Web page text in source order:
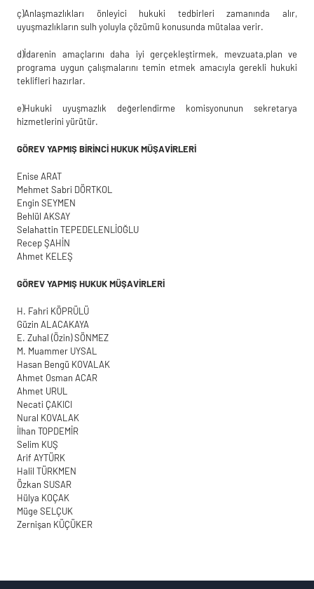
ç)Anlaşmazlıkları önleyici hukuki tedbirleri zamanında alır,
uyuşmazlıkların sulh yoluyla çözümü konusunda mütalaa verir.
d)İdarenin amaçlarını daha iyi gerçekleştirmek, mevzuata,plan ve
programa uygunçalışmalarını temin etmek amacıyla gerekli hukuki
teklifleri hazırlar.
e)Hukuki uyuşmazlık değerlendirme komisyonunun sekretarya
hizmetlerini yürütür.
GÖREV YAPMIŞ BİRİNCİ HUKUK MÜŞAVİRLERİ
Enise ARAT
Mehmet Sabri DÖRTKOL
Engin SEYMEN
Behlül AKSAY
Selahattin TEPEDELENLİOĞLU
Recep ŞAHİN
Ahmet KELEŞ
GÖREV YAPMIŞ HUKUK MÜŞAVİRLERİ
H. Fahri KÖPRÜLÜ
Güzin ALACAKAYA
E. Zuhal (Özin) SÖNMEZ
M. Muammer UYSAL
Hasan Bengü KOVALAK
Ahmet Osman ACAR
Ahmet URUL
Necati ÇAKICI
Nural KOVALAK
İlhan TOPDEMİR
Selim KUŞ
Arif AYTÜRK
Halil TÜRKMEN
Özkan SUSAR
Hülya KOÇAK
Müge SELÇUK
Zernişan KÜÇÜKER